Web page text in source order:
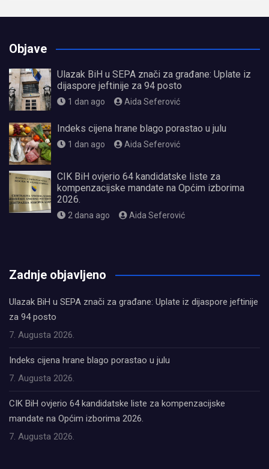
Objave
Ulazak BiH u SEPA znači za građane: Uplate iz
dijaspore jeftinije za 94 posto
1 dan ago Aida Seferović
Indeks cijena hrane blago porastao u julu
1 dan ago Aida Seferović
CIK BiH ovjerio 64 kandidatske liste za
kompenzacijske mandate na Općim izborima
2026.
2 dana ago Aida Seferović
Zadnje objavljeno
Ulazak BiH u SEPA znači za građane: Uplate iz dijaspore jeftinije
za 94 posto
7. Augusta 2026.
Indeks cijena hrane blago porastao u julu
7. Augusta 2026.
CIK BiH ovjerio 64 kandidatske liste za kompenzacijske
mandate na Općim izborima 2026.
7. Augusta 2026.